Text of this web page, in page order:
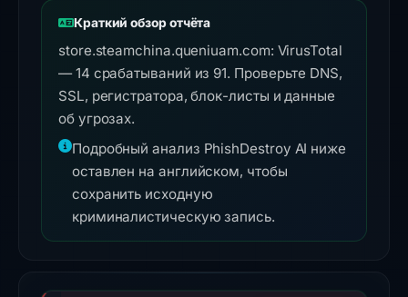
Краткий обзор отчёта
store.steamchina.queniuam.com: VirusTotal
— 14 срабатываний из 91. Проверьте DNS,
SSL, регистратора, блок-листы и данные
об угрозах.
Подробный анализ PhishDestroy AI ниже
оставлен на английском, чтобы
сохранить исходную
криминалистическую запись.